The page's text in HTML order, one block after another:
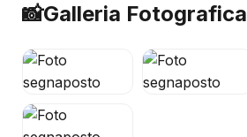
📸Galleria Fotografica